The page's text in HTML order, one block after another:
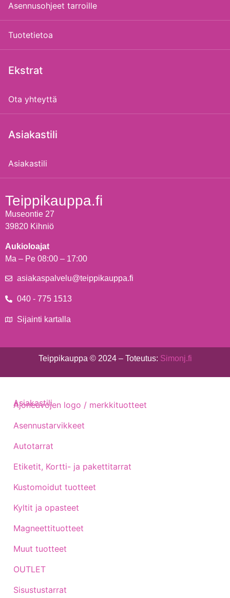
Asennusohjeet tarroille
Tuotetietoa
Ekstrat
Ota yhteyttä
Asiakastili
Asiakastili
Teippikauppa.fi
Museontie 27
39820 Kihniö
Aukioloajat
Ma – Pe 08:00 – 17:00
asiakaspalvelu@teippikauppa.fi
040 - 775 1513
Sijainti kartalla
Teippikauppa © 2024 – Toteutus: Simonj.fi
Ajoneuvojen logo / merkkituotteet
Asennustarvikkeet
Autotarrat
Etiketit, Kortti- ja pakettitarrat
Kustomoidut tuotteet
Kyltit ja opasteet
Magneettituotteet
Muut tuotteet
OUTLET
Sisustustarrat
Asiakastili